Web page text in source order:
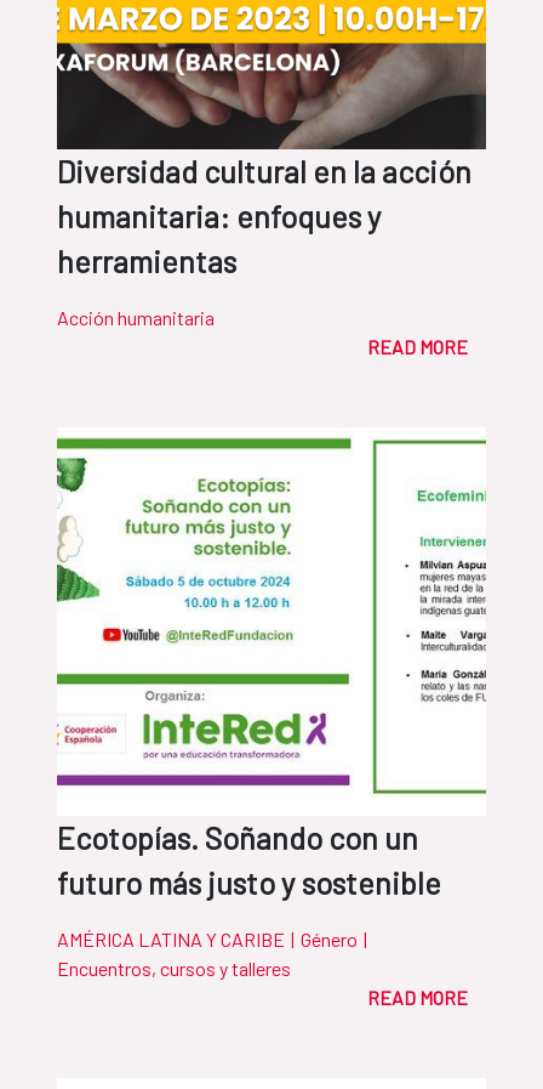
Diversidad cultural en la acción
humanitaria: enfoques y
herramientas
Acción humanitaria
READ MORE
Ecotopías. Soñando con un
futuro más justo y sostenible
AMÉRICA LATINA Y CARIBE | Género |
Encuentros, cursos y talleres
READ MORE